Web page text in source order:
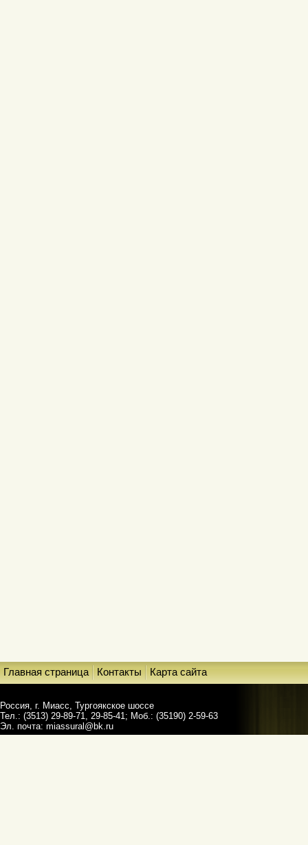
Главная страница Контакты Карта сайта
Россия, г. Миасс, Тургоякское шоссе
Тел.: (3513) 29-89-71, 29-85-41; Моб.: (35190) 2-59-63
Эл. почта: miassural@bk.ru